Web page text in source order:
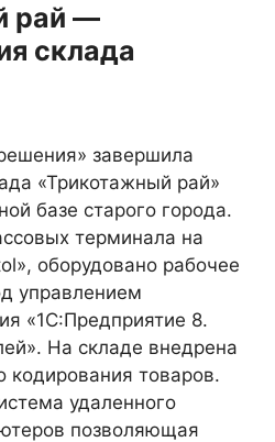
рай —
склада
завершила
«Трикотажный рай»
базе старого города.
терминала на
оборудовано рабочее
управлением
«1С:Предприятие 8.
На складе внедрена
кодирования товаров.
удаленного
позволяющая